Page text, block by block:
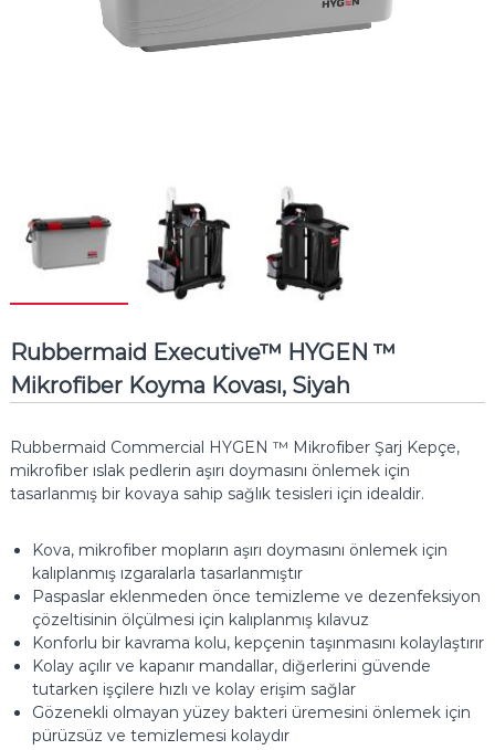
Rubbermaid Executive™ HYGEN ™
Mikrofiber Koyma Kovası, Siyah
Rubbermaid Commercial HYGEN ™ Mikrofiber Şarj Kepçe,
mikrofiber ıslak pedlerin aşırı doymasını önlemek için
tasarlanmış bir kovaya sahip sağlık tesisleri için idealdir.
Kova, mikrofiber mopların aşırı doymasını önlemek için
kalıplanmış ızgaralarla tasarlanmıştır
Paspaslar eklenmeden önce temizleme ve dezenfeksiyon
çözeltisinin ölçülmesi için kalıplanmış kılavuz
Konforlu bir kavrama kolu, kepçenin taşınmasını kolaylaştırır
Kolay açılır ve kapanır mandallar, diğerlerini güvende
tutarken işçilere hızlı ve kolay erişim sağlar
Gözenekli olmayan yüzey bakteri üremesini önlemek için
pürüzsüz ve temizlemesi kolaydır